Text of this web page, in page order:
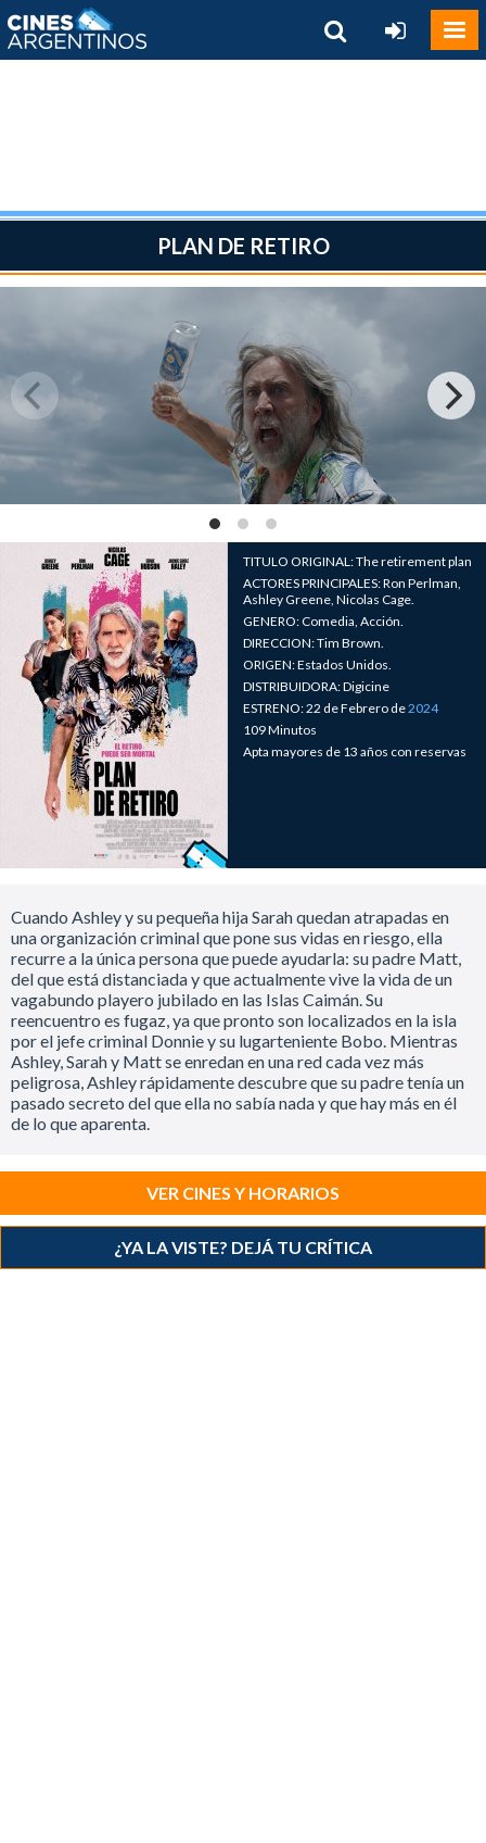
PLAN DE RETIRO
TITULO ORIGINAL: The retirement plan
ACTORES PRINCIPALES: Ron Perlman,
Ashley Greene, Nicolas Cage.
GENERO: Comedia, Acción.
DIRECCION: Tim Brown.
ORIGEN: Estados Unidos.
DISTRIBUIDORA: Digicine
ESTRENO: 22 de Febrero de2024
109 Minutos
Apta mayores de 13 años con reservas
Cuando Ashley y su pequeña hija Sarah quedan atrapadas en
una organización criminal que pone sus vidas en riesgo, ella
recurre a la única persona que puede ayudarla: su padre Matt,
del que está distanciada y que actualmente vive la vida de un
vagabundo playero jubilado en las Islas Caimán. Su
reencuentro es fugaz, ya que pronto son localizados en la isla
por el jefe criminal Donnie y su lugarteniente Bobo. Mientras
Ashley, Sarah y Matt se enredan en una red cada vez más
peligrosa, Ashley rápidamente descubre que su padre tenía un
pasado secreto del que ella no sabía nada y que hay más en él
de lo que aparenta.
VER CINES Y HORARIOS
¿YA LA VISTE? DEJÁ TU CRÍTICA